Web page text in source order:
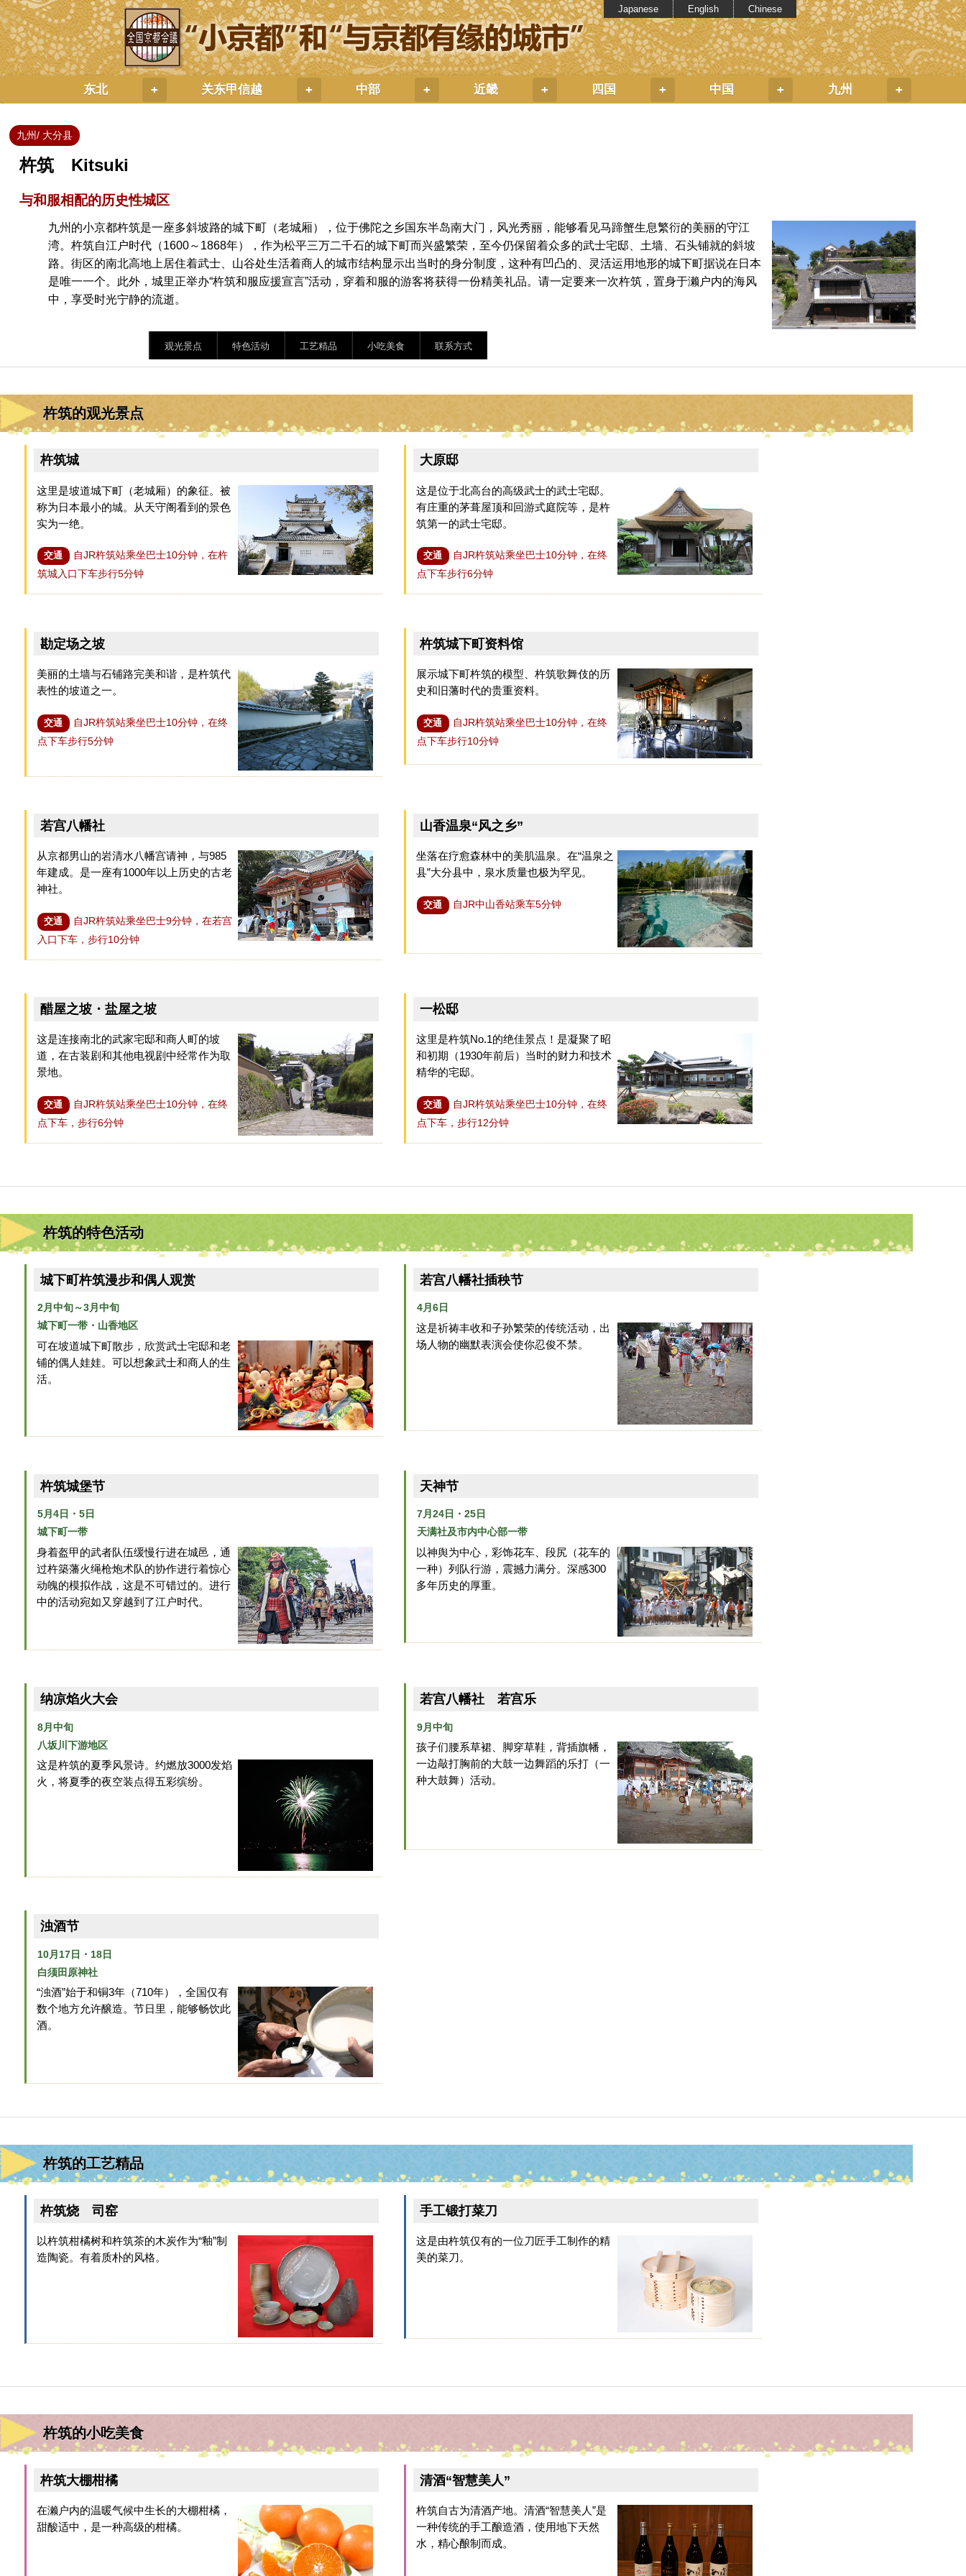
Japanese English Chinese
+
东北 +
关东甲信越 +
中部 +
近畿 +
四国 +
中国 +
九州
九州/ 大分县
杵筑 Kitsuki
与和服相配的历史性城区
九州的小京都杵筑是一座多斜坡路的城下町（老城厢），位于佛陀之乡国东半岛南大门，风光秀丽，能够看见马蹄蟹生息繁衍的美丽的守江
湾。杵筑自江户时代（1600～1868年），作为松平三万二千石的城下町而兴盛繁荣，至今仍保留着众多的武士宅邸、土墙、石头铺就的斜坡
路。街区的南北高地上居住着武士、山谷处生活着商人的城市结构显示出当时的身分制度，这种有凹凸的、灵活运用地形的城下町据说在日本
是唯一一个。此外，城里正举办“杵筑和服应援宣言”活动，穿着和服的游客将获得一份精美礼品。请一定要来一次杵筑，置身于濑户内的海风
中，享受时光宁静的流逝。
观光景点 特色活动 工艺精品 小吃美食 联系方式
杵筑的观光景点
杵筑城
这里是坡道城下町（老城厢）的象征。被
称为日本最小的城。从天守阁看到的景色
实为一绝。
交通
自JR杵筑站乘坐巴士10分钟，在杵
筑城入口下车步行5分钟
大原邸
这是位于北高台的高级武士的武士宅邸。
有庄重的茅葺屋顶和回游式庭院等，是杵
筑第一的武士宅邸。
交通
自JR杵筑站乘坐巴士10分钟，在终
点下车步行6分钟
勘定场之坡
美丽的土墙与石铺路完美和谐，是杵筑代
表性的坡道之一。
交通
自JR杵筑站乘坐巴士10分钟，在终
点下车步行5分钟
杵筑城下町资料馆
展示城下町杵筑的模型、杵筑歌舞伎的历
史和旧藩时代的贵重资料。
交通
自JR杵筑站乘坐巴士10分钟，在终
点下车步行10分钟
若宫八幡社
从京都男山的岩清水八幡宫请神，与985
年建成。是一座有1000年以上历史的古老
神社。
交通
自JR杵筑站乘坐巴士9分钟，在若宫
入口下车，步行10分钟
山香温泉“风之乡”
坐落在疗愈森林中的美肌温泉。在“温泉之
县”大分县中，泉水质量也极为罕见。
交通 自JR中山香站乘车5分钟
醋屋之坡・盐屋之坡
这是连接南北的武家宅邸和商人町的坡
道，在古装剧和其他电视剧中经常作为取
景地。
交通
自JR杵筑站乘坐巴士10分钟，在终
点下车，步行6分钟
一松邸
这里是杵筑No.1的绝佳景点！是凝聚了昭
和初期（1930年前后）当时的财力和技术
精华的宅邸。
交通
自JR杵筑站乘坐巴士10分钟，在终
点下车，步行12分钟
杵筑的特色活动
城下町杵筑漫步和偶人观赏
2月中旬～3月中旬
城下町一带・山香地区
可在坡道城下町散步，欣赏武士宅邸和老
铺的偶人娃娃。可以想象武士和商人的生
活。
若宫八幡社插秧节
4月6日
这是祈祷丰收和子孙繁荣的传统活动，出
场人物的幽默表演会使你忍俊不禁。
杵筑城堡节
5月4日・5日
城下町一带
身着盔甲的武者队伍缓慢行进在城邑，通
过杵築藩火绳枪炮术队的协作进行着惊心
动魄的模拟作战，这是不可错过的。进行
中的活动宛如又穿越到了江户时代。
天神节
7月24日・25日
天满社及市内中心部一带
以神舆为中心，彩饰花车、段尻（花车的
一种）列队行游，震撼力满分。深感300
多年历史的厚重。
纳凉焰火大会
8月中旬
八坂川下游地区
这是杵筑的夏季风景诗。约燃放3000发焰
火，将夏季的夜空装点得五彩缤纷。
若宫八幡社 若宫乐
9月中旬
孩子们腰系草裙、脚穿草鞋，背插旗幡，
一边敲打胸前的大鼓一边舞蹈的乐打（一
种大鼓舞）活动。
浊酒节
10月17日・18日
白须田原神社
“浊酒”始于和铜3年（710年），全国仅有
数个地方允许醸造。节日里，能够畅饮此
酒。
杵筑的工艺精品
杵筑烧 司窑
以杵筑柑橘树和杵筑茶的木炭作为“釉”制
造陶瓷。有着质朴的风格。
手工锻打菜刀
这是由杵筑仅有的一位刀匠手工制作的精
美的菜刀。
杵筑的小吃美食
杵筑大棚柑橘
在濑户内的温暖气候中生长的大棚柑橘，
甜酸适中，是一种高级的柑橘。
清酒“智慧美人”
杵筑自古为清酒产地。清酒“智慧美人”是
一种传统的手工酿造酒，使用地下天然
水，精心酿制而成。